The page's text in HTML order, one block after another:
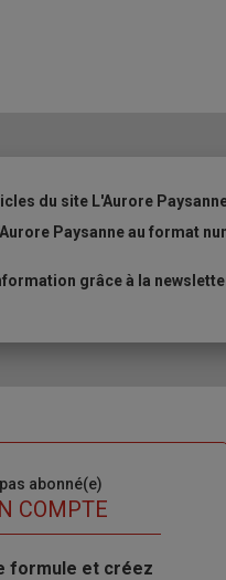
du site L'Aurore
Paysanne au format
grâce à la
abonné(e)
COMPTE
formule et créez